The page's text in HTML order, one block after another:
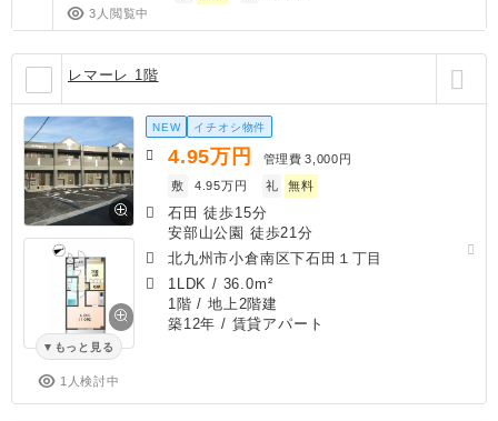
3人閲覧中
レマーレ 1階
もっと見る
1人検討中
NEW イチオシ物件
4.95万円 管理費 3,000円
敷
4.95万円 礼 無料
石田 徒歩15分
安部山公園 徒歩21分
北九州市小倉南区下石田１丁目
1LDK / 36.0m²
1階 / 地上2階建
築12年 / 賃貸アパート